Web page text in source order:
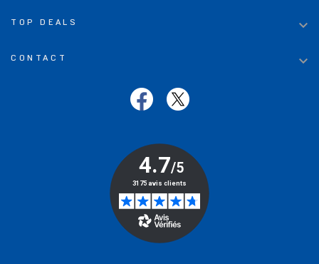
TOP DEALS 
CONTACT 